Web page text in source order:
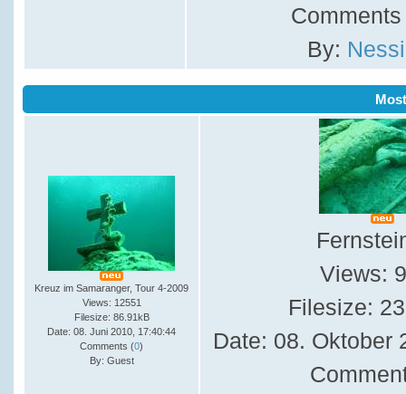
Comments
By:
Kreuz im Samaranger, Tour 4-2009
Views: 12551
Filesize: 86.91kB
Date: 08. Juni 2010, 17:40:44
Comments (0)
By: Guest
Views:
Filesize:
Date: 08. Oktober